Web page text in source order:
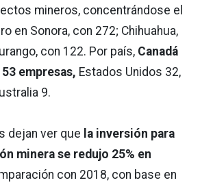
mineros, concentrándose el
en Sonora, con 272; Chihuahua,
con 122. Por país, Canadá
empresas, Estados Unidos 32,
9.
dejan ver que la inversión para
minera se redujo 25% en
con 2018, con base en